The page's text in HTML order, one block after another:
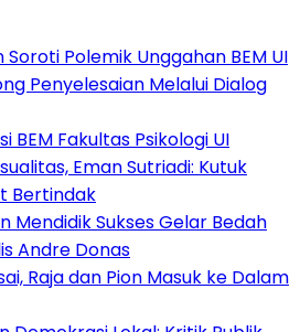
Polemik Unggahan BEM UI
Penyelesaian Melalui Dialog
BEM Fakultas Psikologi UI
Eman Sutriadi: Kutuk
Bertindak
Mendidik Sukses Gelar Bedah
Andre Donas
Raja dan Pion Masuk ke Dalam